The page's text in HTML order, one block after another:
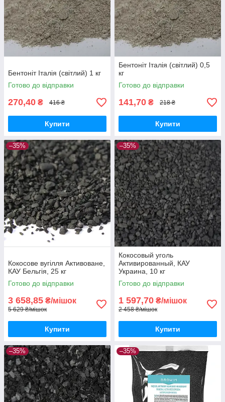
Бентоніт Італія (світлий) 1 кг
Готово до відправки
270,40 ₴ 416 ₴
Купити
Бентоніт Італія (світлий) 0,5
кг
Готово до відправки
141,70 ₴ 218 ₴
Купити
–35%
Кокосове вугілля Активоване,
КАУ Бельгія, 25 кг
Готово до відправки
3 658,85 ₴/мішок
5 629 ₴/мішок
Купити
–35%
Кокосовый уголь
Активированный, КАУ
Украина, 10 кг
Готово до відправки
1 597,70 ₴/мішок
2 458 ₴/мішок
Купити
–35% –35%